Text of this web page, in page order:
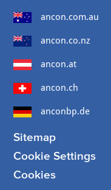
ancon.com.au
ancon.co.nz
ancon.at
ancon.ch
anconbp.de
Sitemap
Cookie Settings
Cookies